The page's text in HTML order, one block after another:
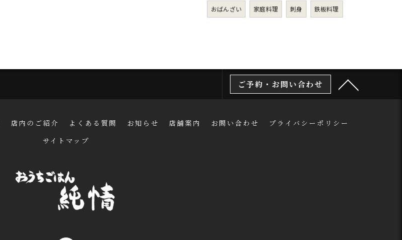
おばんざい 家庭料理 刺身 鉄板料理
ご予約・お問い合わせ
店内のご紹介 よくある質問 お知らせ 店舗案内 お問い合わせ
プライバシーポリシー
サイトマップ